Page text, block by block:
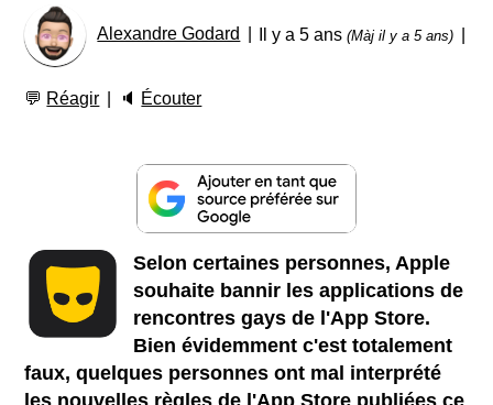
Alexandre Godard Il y a 5 ans(Màj il y a 5 ans)
💬 Réagir 🔈 Écouter
Selon certaines personnes, Apple
souhaite bannir les applications de
rencontres gays de l'App Store.
Bien évidemment c'est totalement
faux, quelques personnes ont mal interprété
les nouvelles règles de l'App Store publiées ce